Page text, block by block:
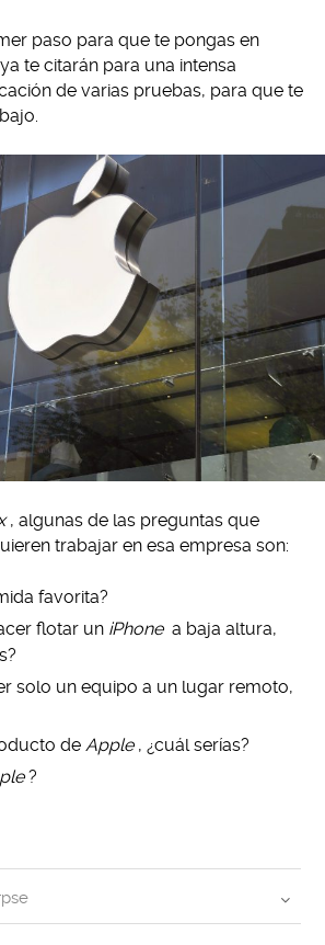
paso para que te pongas en
te citarán para una intensa
de varias pruebas, para que te
, algunas de las preguntas que
trabajar en esa empresa son:
favorita?
flotar un iPhone a baja altura,
solo un equipo a un lugar remoto,
de Apple , ¿cuál serías?
?